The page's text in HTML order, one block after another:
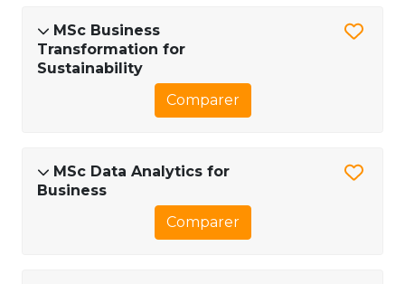
MSc Business
Transformation for
Sustainability
Comparer
MSc Data Analytics for
Business
Comparer